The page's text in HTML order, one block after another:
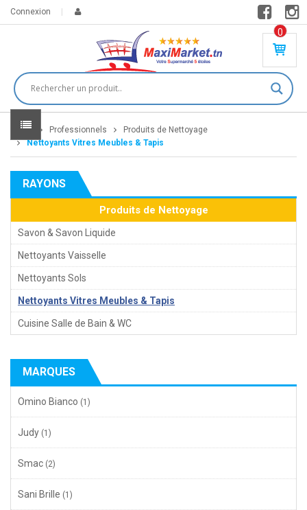
Connexion
0
PR
DU
IT(
S)
Home Professionnels
Produits de Nettoyage
Nettoyants Vitres Meubles & Tapis
RAYONS
Produits de Nettoyage
Savon & Savon Liquide
Nettoyants Vaisselle
Nettoyants Sols
Nettoyants Vitres Meubles & Tapis
Cuisine Salle de Bain & WC
MARQUES
Omino Bianco (1)
Judy (1)
Smac (2)
Sani Brille (1)